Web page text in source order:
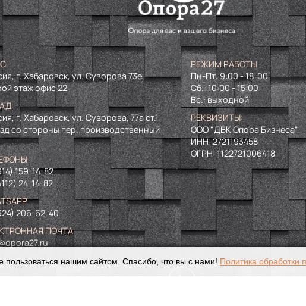
г. Хабаровск, ул. Суворова 73е,
этаж офис 22
г. Хабаровск, ул. Суворова, 77а ст.1
со стороны пер. производственный
159-14-82
24-14-82
206-62-40
ПОЧТА
РЕЖИМ РАБОТЫ
Пн-Пт: 9:00 - 18-00
Сб.: 10:00 - 15:00
Вс.: выходной
РЕКВИЗИТЫ:
ООО "ДВК Опора Бизнеса"
ИНН:2721193458
ОГРН:1122721006418
нашим сайтом. Спасибо, что вы с нами! Политика обработки